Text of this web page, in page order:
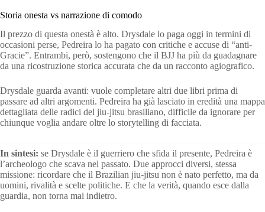
Storia onesta vs narrazione di comodo
Il prezzo di questa onestà è alto. Drysdale lo paga oggi in termini di
occasioni perse, Pedreira lo ha pagato con critiche e accuse di “anti-
Gracie”. Entrambi, però, sostengono che il BJJ ha più da guadagnare
da una ricostruzione storica accurata che da un racconto agiografico.
Drysdale guarda avanti: vuole completare altri due libri prima di
passare ad altri argomenti. Pedreira ha già lasciato in eredità una mappa
dettagliata delle radici del jiu-jitsu brasiliano, difficile da ignorare per
chiunque voglia andare oltre lo storytelling di facciata.
In sintesi: se Drysdale è il guerriero che sfida il presente, Pedreira è
l’archeologo che scava nel passato. Due approcci diversi, stessa
missione: ricordare che il Brazilian jiu-jitsu non è nato perfetto, ma da
uomini, rivalità e scelte politiche. E che la verità, quando esce dalla
guardia, non torna mai indietro.